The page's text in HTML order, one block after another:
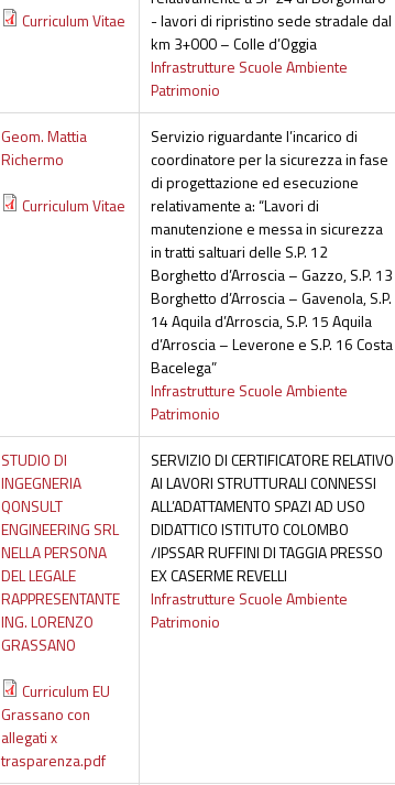
Curriculum Vitae
- lavori di ripristino sede stradale dal
km 3+000 – Colle d’Oggia
Infrastrutture Scuole Ambiente
Patrimonio
Geom. Mattia
Richermo
Curriculum Vitae
Servizio riguardante l’incarico di
coordinatore per la sicurezza in fase
di progettazione ed esecuzione
relativamente a: “Lavori di
manutenzione e messa in sicurezza
in tratti saltuari delle S.P. 12
Borghetto d’Arroscia – Gazzo, S.P. 13
Borghetto d’Arroscia – Gavenola, S.P.
14 Aquila d’Arroscia, S.P. 15 Aquila
d’Arroscia – Leverone e S.P. 16 Costa
Bacelega”
Infrastrutture Scuole Ambiente
Patrimonio
STUDIO DI
INGEGNERIA
QONSULT
ENGINEERING SRL
NELLA PERSONA
DEL LEGALE
RAPPRESENTANTE
ING. LORENZO
GRASSANO
Curriculum EU
Grassano con
allegati x
trasparenza.pdf
SERVIZIO DI CERTIFICATORE RELATIVO
AI LAVORI STRUTTURALI CONNESSI
ALL’ADATTAMENTO SPAZI AD USO
DIDATTICO ISTITUTO COLOMBO
/IPSSAR RUFFINI DI TAGGIA PRESSO
EX CASERME REVELLI
Infrastrutture Scuole Ambiente
Patrimonio